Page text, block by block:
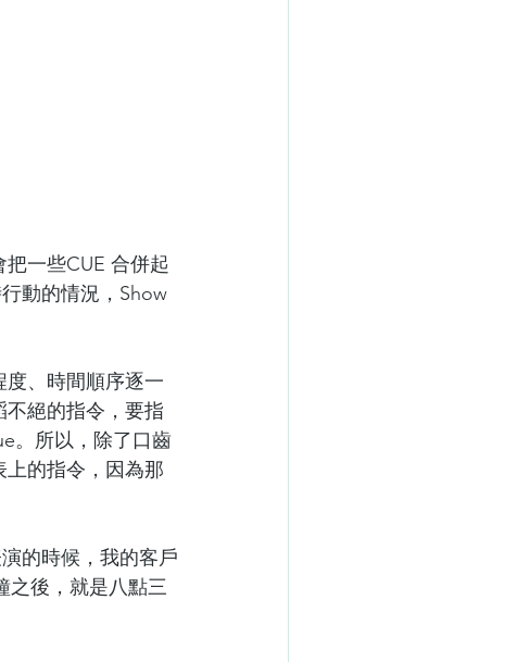
一些CUE 合併起
動的情況，Show
、時間順序逐一
絕的指令，要指
。所以，除了口齒
的指令，因為那
的時候，我的客戶
之後，就是八點三